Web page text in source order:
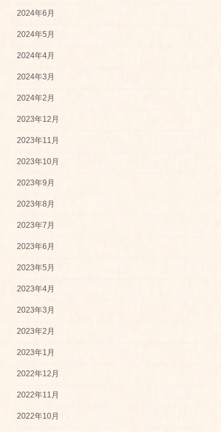
2024年6月
2024年5月
2024年4月
2024年3月
2024年2月
2023年12月
2023年11月
2023年10月
2023年9月
2023年8月
2023年7月
2023年6月
2023年5月
2023年4月
2023年3月
2023年2月
2023年1月
2022年12月
2022年11月
2022年10月